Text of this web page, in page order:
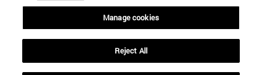
Manage cookies
Reject All